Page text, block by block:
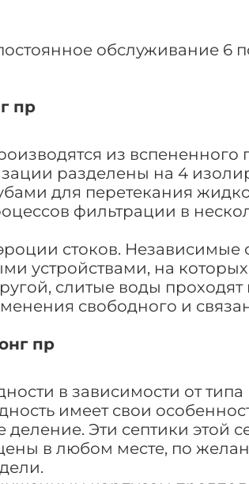
обслуживание 6
пр
из
разделены на 4
для перетекания
фильтрации в
стоков. Независимые
на которых
слитые воды
свободного и
пр
в зависимости от
имеет свои
Эти септики этой
в любом месте, по